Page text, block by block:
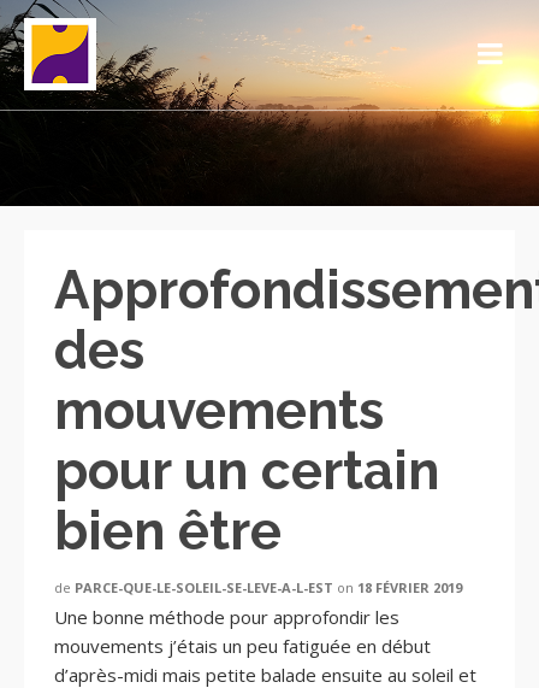
des
mouvements
pour un certain
bien être
de PARCE-QUE-LE-SOLEIL-SE-LEVE-A-L-EST on 18 FÉVRIER 2019
Une bonne méthode pour approfondir les
mouvements j’étais un peu fatiguée en début
d’après-midi mais petite balade ensuite au soleil et